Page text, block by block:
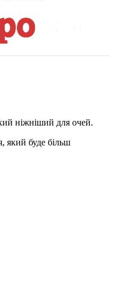
ніжніший для очей.
який буде більш